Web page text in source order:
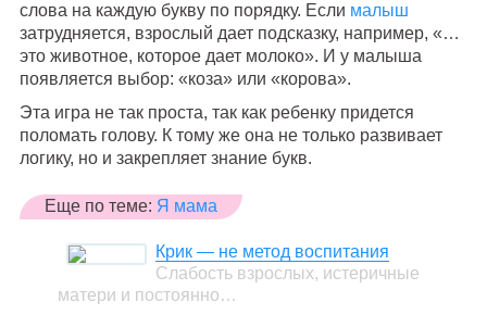
слова на каждую букву по порядку. Если малыш
затрудняется, взрослый дает подсказку, например, «…
это животное, которое дает молоко». И у малыша
появляется выбор: «коза» или «корова».
Эта игра не так проста, так как ребенку придется
поломать голову. К тому же она не только развивает
логику, но и закрепляет знание букв.
Еще по теме: Я мама
Крик — не метод воспитания
Слабость взрослых, истеричные
матери и постоянно…